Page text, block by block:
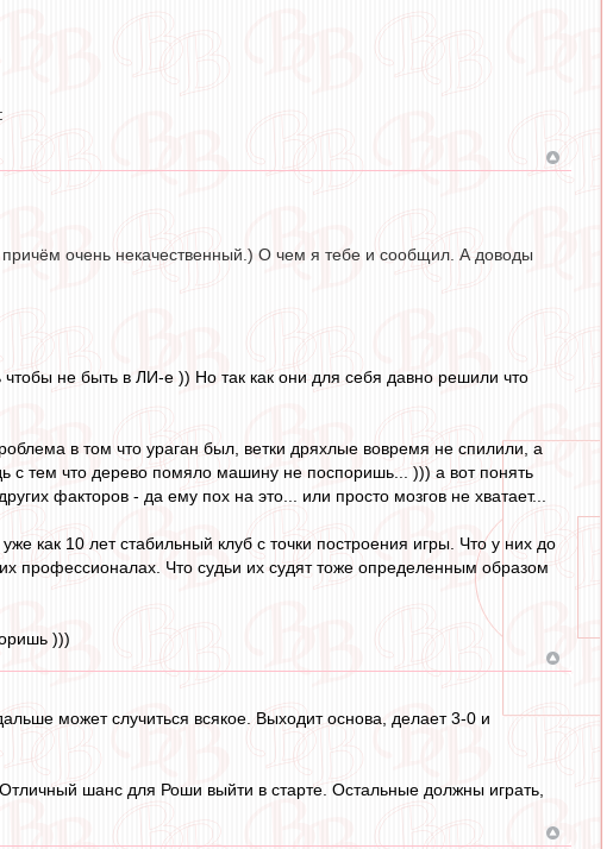
очень некачественный.) О чем я тебе и сообщил. А доводы
не быть в ЛИ-е )) Но так как они для себя давно решили что
в том что ураган был, ветки дряхлые вовремя не спилили, а
с тем что дерево помяло машину не поспоришь... ))) а вот понять
факторов - да ему пох на это... или просто мозгов не хватает...
как 10 лет стабильный клуб с точки построения игры. Что у них до
профессионалах. Что судьи их судят тоже определенным образом
)))
может случиться всякое. Выходит основа, делает 3-0 и
шанс для Роши выйти в старте. Остальные должны играть,